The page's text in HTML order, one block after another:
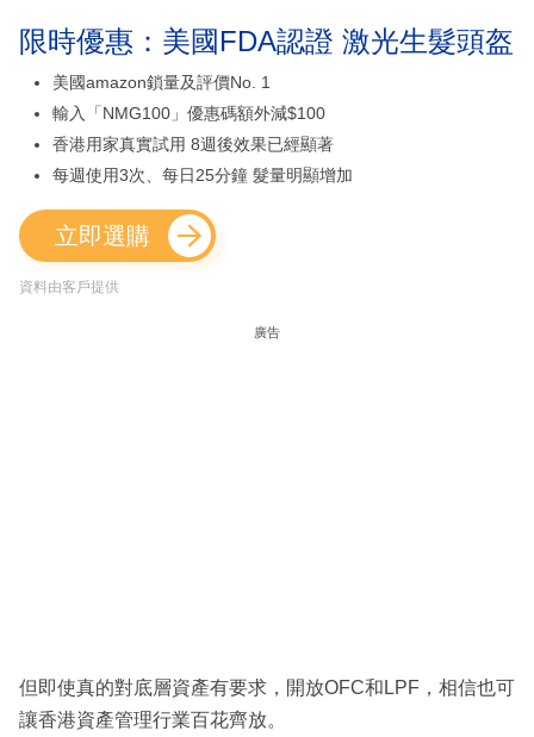
限時優惠：美國FDA認證 激光生髮頭盔
美國amazon鎖量及評價No. 1
輸入「NMG100」優惠碼額外減$100
香港用家真實試用 8週後效果已經顯著
每週使用3次、每日25分鐘 髮量明顯增加
立即選購
資料由客戶提供
廣告
但即使真的對底層資產有要求，開放OFC和LPF，相信也可
讓香港資產管理行業百花齊放。